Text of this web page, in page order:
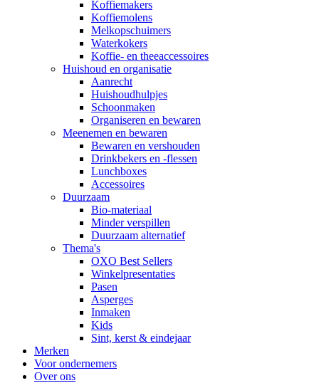
Koffiemakers
Koffiemolens
Melkopschuimers
Waterkokers
Koffie- en theeaccessoires
Huishoud en organisatie
Aanrecht
Huishoudhulpjes
Schoonmaken
Organiseren en bewaren
Meenemen en bewaren
Bewaren en vershouden
Drinkbekers en -flessen
Lunchboxes
Accessoires
Duurzaam
Bio-materiaal
Minder verspillen
Duurzaam alternatief
Thema's
OXO Best Sellers
Winkelpresentaties
Pasen
Asperges
Inmaken
Kids
Sint, kerst & eindejaar
Merken
Voor ondernemers
Over ons